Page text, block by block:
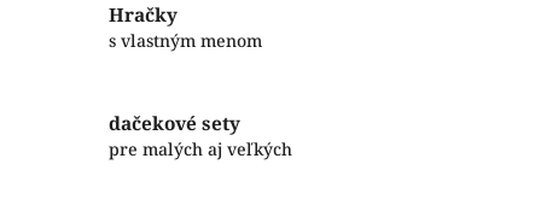
Hračky
s vlastným menom
dačekové sety
pre malých aj veľkých